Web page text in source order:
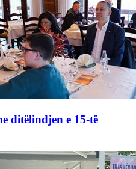
ditëlindjen e 15-të